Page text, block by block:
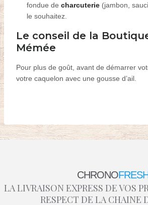
fondue de charcuterie(jambon,
le souhaitez.
Le conseil de la
Mémée
Pour plus de goût, avant de démarrer
votre caquelon avec une gousse d’ail.
CHRONO
LA LIVRAISON EXPRESS DE VOS
RESPECT DE LA CHAINE